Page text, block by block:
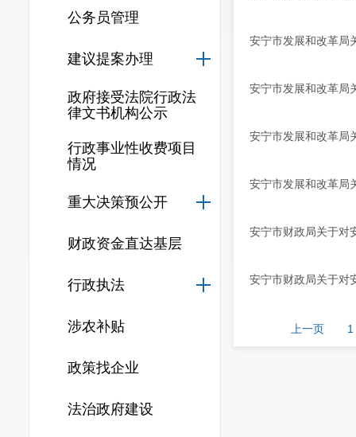
公务员管理
建议提案办理
政府接受法院行政法
律文书机构公示
行政事业性收费项目
情况
重大决策预公开
财政资金直达基层
行政执法
涉农补贴
政策找企业
法治政府建设
安宁市发展和改革局
安宁市发展和改革局
安宁市发展和改革局
安宁市发展和改革局
安宁市财政局关于对
安宁市财政局关于对
上一页 1